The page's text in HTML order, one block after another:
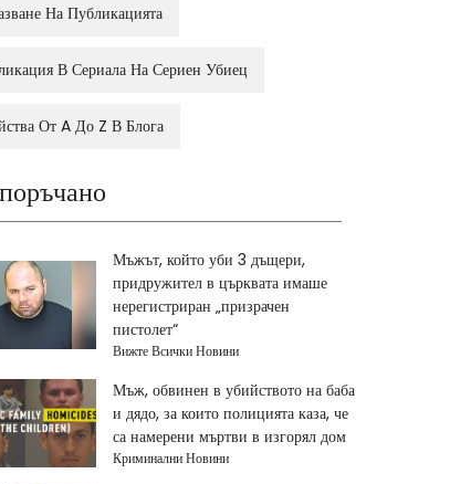
На Публикацията
В Сериала На Сериен Убиец
От A До Z В Блога
Мъжът, който уби 3 дъщери,
придружител в църквата имаше
нерегистриран „призрачен
пистолет“
Вижте Всички Новини
Мъж, обвинен в убийството на баба
и дядо, за които полицията каза, че
са намерени мъртви в изгорял дом
Криминални Новини